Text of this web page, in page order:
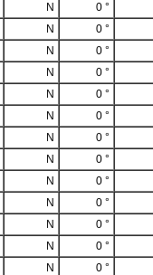
N 0 °
N 0 °
N 0 °
N 0 °
N 0 °
N 0 °
N 0 °
N 0 °
N 0 °
N 0 °
N 0 °
N 0 °
N 0 °